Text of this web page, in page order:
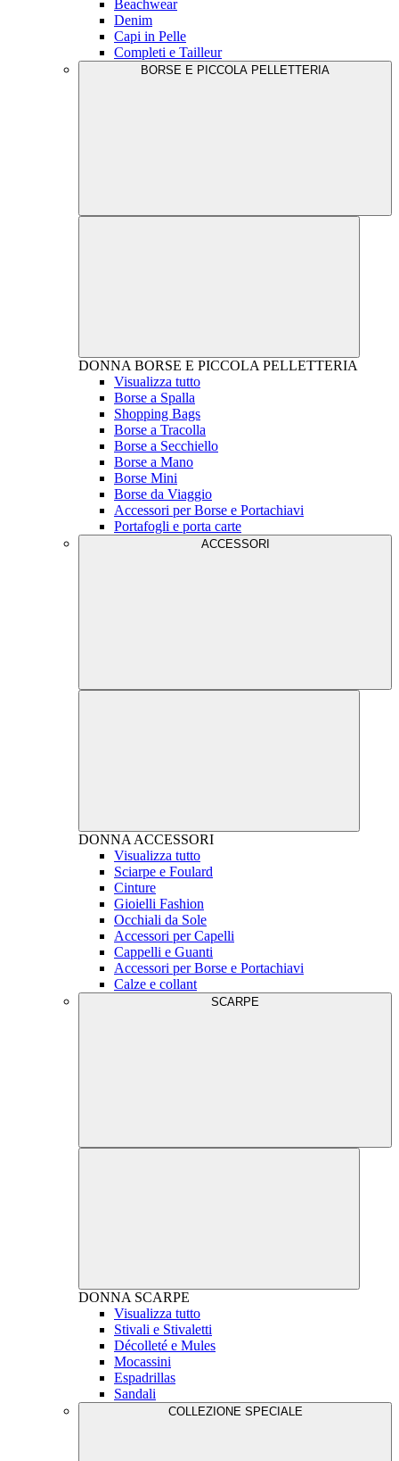
Beachwear
Denim
Capi in Pelle
Completi e Tailleur
BORSE E PICCOLA PELLETTERIA
DONNA BORSE E PICCOLA PELLETTERIA
Visualizza tutto
Borse a Spalla
Shopping Bags
Borse a Tracolla
Borse a Secchiello
Borse a Mano
Borse Mini
Borse da Viaggio
Accessori per Borse e Portachiavi
Portafogli e porta carte
ACCESSORI
DONNA ACCESSORI
Visualizza tutto
Sciarpe e Foulard
Cinture
Gioielli Fashion
Occhiali da Sole
Accessori per Capelli
Cappelli e Guanti
Accessori per Borse e Portachiavi
Calze e collant
SCARPE
DONNA SCARPE
Visualizza tutto
Stivali e Stivaletti
Décolleté e Mules
Mocassini
Espadrillas
Sandali
COLLEZIONE SPECIALE